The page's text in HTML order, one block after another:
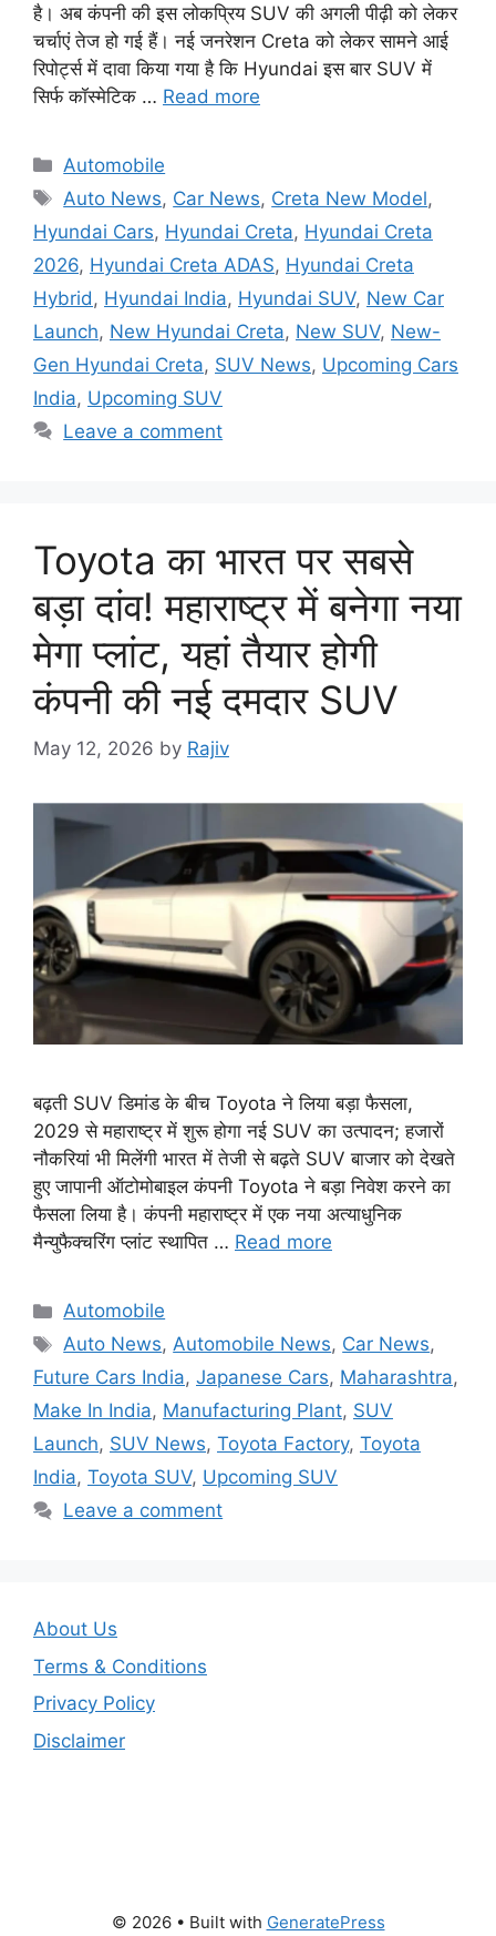
है। अब कंपनी की इस लोकप्रिय SUV की अगली पीढ़ी को लेकर
चर्चाएं तेज हो गई हैं। नई जनरेशन Creta को लेकर सामने आई
रिपोर्ट्स में दावा किया गया है कि Hyundai इस बार SUV में
सिर्फ कॉस्मेटिक … Read more
Categories
Automobile
Tags
Auto News, Car News, Creta New Model,
Hyundai Cars, Hyundai Creta, Hyundai Creta
2026, Hyundai Creta ADAS, Hyundai Creta
Hybrid , Hyundai India, Hyundai SUV, New Car
Launch, New Hyundai Creta, New SUV, New-
Gen Hyundai Creta, SUV News, Upcoming Cars
India, Upcoming SUV
Leave a comment
Toyota का भारत पर सबसे
बड़ा दांव! महाराष्ट्र में बनेगा नया
मेगा प्लांट, यहां तैयार होगी
कंपनी की नई दमदार SUV
May 12, 2026 by Rajiv
बढ़ती SUV डिमांड के बीच Toyota ने लिया बड़ा फैसला,
2029 से महाराष्ट्र में शुरू होगा नई SUV का उत्पादन; हजारों
नौकरियां भी मिलेंगी भारत में तेजी से बढ़ते SUV बाजार को देखते
हुए जापानी ऑटोमोबाइल कंपनी Toyota ने बड़ा निवेश करने का
फैसला लिया है। कंपनी महाराष्ट्र में एक नया अत्याधुनिक
मैन्युफैक्चरिंग प्लांट स्थापित … Read more
Categories
Automobile
Tags
Auto News,Automobile News, Car News,
Future Cars India, Japanese Cars, Maharashtra,
Make In India, Manufacturing Plant, SUV
Launch, SUV News, Toyota Factory, Toyota
India, Toyota SUV, Upcoming SUV
Leave a comment
About Us
Terms & Conditions
Privacy Policy
Disclaimer
© 2026 • Built with GeneratePress